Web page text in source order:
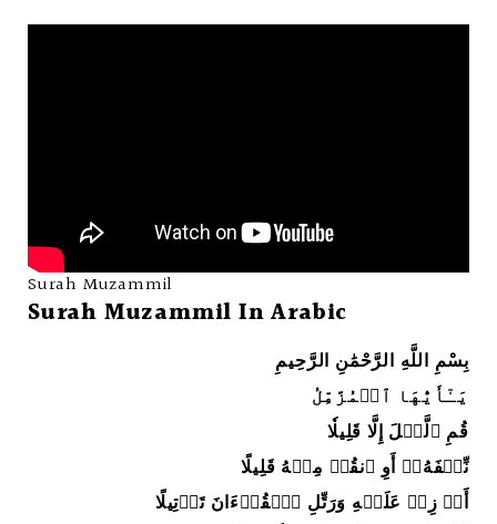
Surah Muzammil
Surah Muzammil In Arabic
بِسْمِ اللَّهِ الرَّحْمَٰنِ الرَّحِيمِ
يَـٰٓأَيُّهَا ٱلۡمُزَّمِّلُ
قُمِ ٱلَّيۡلَ إِلَّا قَلِيلٗا
نِّصۡفَهُۥٓ أَوِ ٱنقُصۡ مِنۡهُ قَلِيلًا
أَوۡ زِدۡ عَلَيۡهِ وَرَتِّلِ ٱلۡقُرۡءَانَ تَرۡتِيلًا